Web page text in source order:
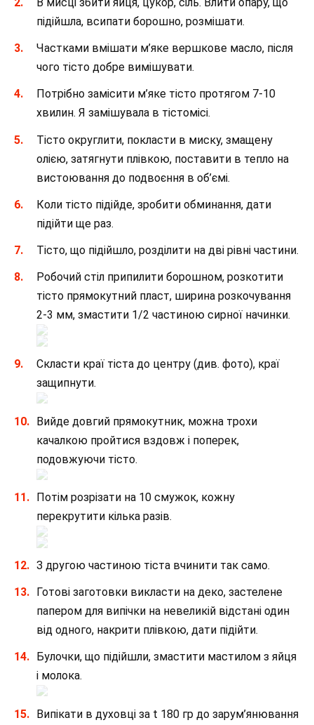
підійшла, всипати борошно, розмішати.
Частками вмішати м’яке вершкове масло, після
чого тісто добре вимішувати.
Потрібно замісити м’яке тісто протягом 7-10
хвилин. Я замішувала в тістомісі.
Тісто округлити, покласти в миску, змащену
олією, затягнути плівкою, поставити в тепло на
вистоювання до подвоєння в об’ємі.
Коли тісто підійде, зробити обминання, дати
підійти ще раз.
Тісто, що підійшло, розділити на дві рівні частини.
Робочий стіл припилити борошном, розкотити
тісто прямокутний пласт, ширина розкочування
2-3 мм, змастити 1/2 частиною сирної начинки.
Скласти краї тіста до центру (див. фото), краї
защипнути.
Вийде довгий прямокутник, можна трохи
качалкою пройтися вздовж і поперек,
подовжуючи тісто.
Потім розрізати на 10 смужок, кожну
перекрутити кілька разів.
З другою частиною тіста вчинити так само.
Готові заготовки викласти на деко, застелене
папером для випічки на невеликій відстані один
від одного, накрити плівкою, дати підійти.
Булочки, що підійшли, змастити мастилом з яйця
і молока.
Випікати в духовці за t 180 гр до зарум’янювання